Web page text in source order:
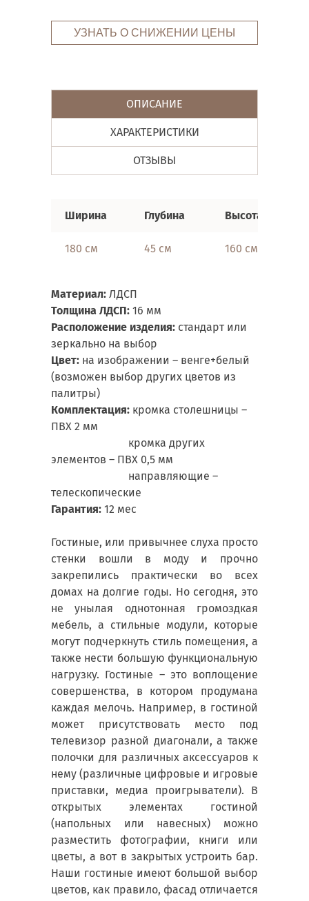
УЗНАТЬ О СНИЖЕНИИ ЦЕНЫ
ОПИСАНИЕ
ХАРАКТЕРИСТИКИ
ОТЗЫВЫ
Ширина Глубина Высота
180 см 45 см 160 см
Материал: ЛДСП
Толщина ЛДСП: 16 мм
Расположение изделия: стандарт или
зеркально на выбор
Цвет: на изображении – венге+белый
(возможен выбор других цветов из
палитры)
Комплектация: кромка столешницы –
ПВХ 2 мм
кромка других
элементов – ПВХ 0,5 мм
направляющие –
телескопические
Гарантия: 12 мес
Гостиные, или привычнее слуха просто
стенки вошли в моду и прочно
закрепились практически во всех
домах на долгие годы. Но сегодня, это
не унылая однотонная громоздкая
мебель, а стильные модули, которые
могут подчеркнуть стиль помещения, а
также нести большую функциональную
нагрузку. Гостиные – это воплощение
совершенства, в котором продумана
каждая мелочь. Например, в гостиной
может присутствовать место под
телевизор разной диагонали, а также
полочки для различных аксессуаров к
нему (различные цифровые и игровые
приставки, медиа проигрыватели). В
открытых элементах гостиной
(напольных или навесных) можно
разместить фотографии, книги или
цветы, а вот в закрытых устроить бар.
Наши гостиные имеют большой выбор
цветов, как правило, фасад отличается